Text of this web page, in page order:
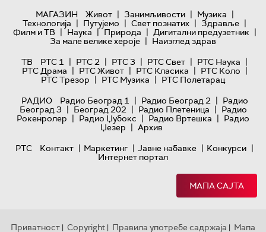
МАГАЗИН
Живот | Занимљивости | Музика |
Технологијa | Путујемо | Свет познатих | Здравље |
Филм и ТВ | Наука | Природа | Дигитални предузетник |
За мале велике хероје | Наизглед здрав
ТВ
РТС 1 | РТС 2 | РТС 3 | РТС Свет | РТС Наука |
РТС Драма | РТС Живот | РТС Класика | РТС Коло |
РТС Трезор | РТС Музика | РТС Полетарац
РАДИО
Радио Београд 1 | Радио Београд 2 | Радио
Београд 3 | Београд 202 | Радио Плетеница | Радио
Рокенролер | Радио Џубокс | Радио Вртешка | Радио
Џезер | Архив
РТС
Контакт | Маркетинг | Јавне набавке | Конкурси |
Интернет портал
МАПА САЈТА
Приватност | Copyright | Правила употребе садржаја | Мапа